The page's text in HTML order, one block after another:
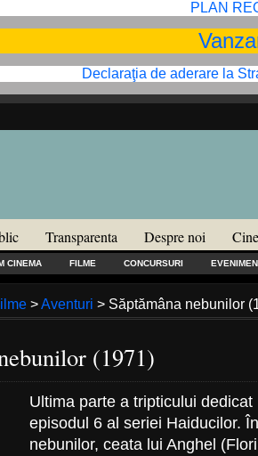
PLAN
Declaraţia de aderare la
Transparenta Despre noi
CINEMA FILME CONCURSURI
>Aventuri > Săptămâna nebunilor
(1971)
Ultima parte a tripticului
episodul 6 al seriei Haiducilor.
nebunilor, ceata lui Anghel